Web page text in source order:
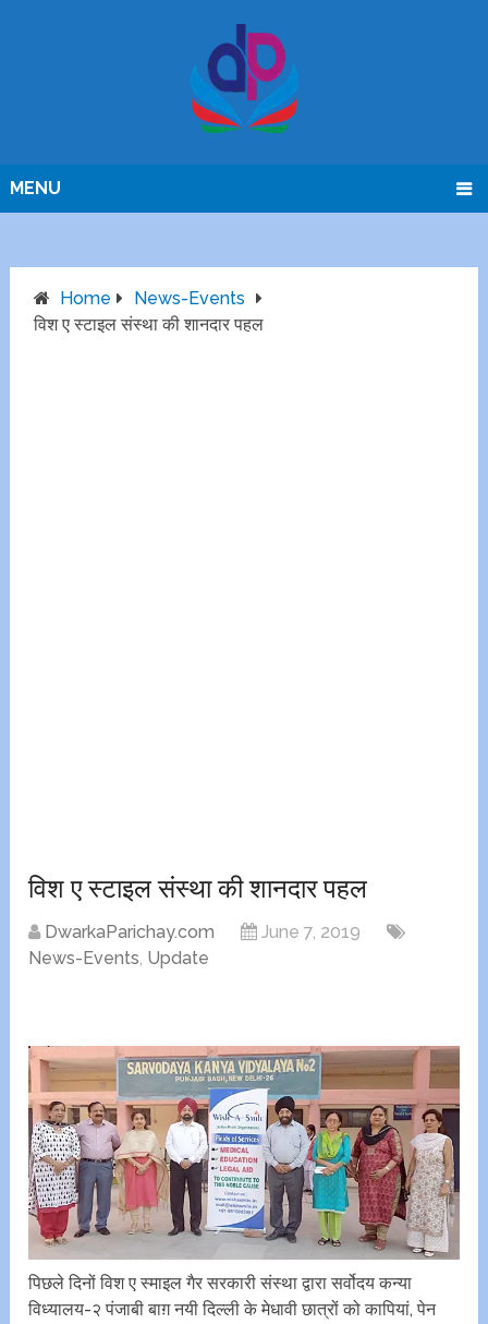
MENU
Home
News-Events
विश ए स्टाइल संस्था की शानदार पहल
विश ए स्टाइल संस्था की शानदार पहल
DwarkaParichay.com
June 7, 2019
News-Events, Update
पिछले दिनों विश ए स्माइल गैर सरकारी संस्था द्वारा सर्वोदय कन्या
विध्यालय-२ पंजाबी बाग़ नयी दिल्ली के मेधावी छात्रों को कापियां, पेन